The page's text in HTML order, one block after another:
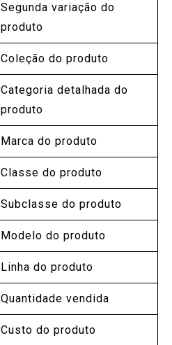
Segunda variação do
produto
Coleção do produto
Categoria detalhada do
produto
Marca do produto
Classe do produto
Subclasse do produto
Modelo do produto
Linha do produto
Quantidade vendida
Custo do produto